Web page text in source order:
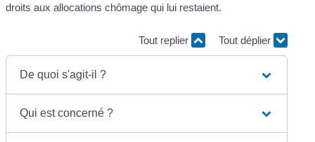
droits aux allocations chômage qui lui restaient.
Tout replier Tout déplier
De quoi s'agit-il ?
Qui est concerné ?